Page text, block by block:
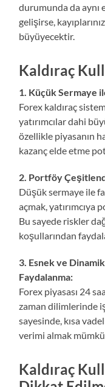
durumunda da aynı
gelişirse,
büyüyecektir.
Kaldıraç
1. Küçük Sermaye
Forex kaldıraç
yatırımcılar dahi
özellikle piyasanın
kazanç elde etme
2. Portföy
Düşük sermaye ile
açmak, yatırımcıya
Bu sayede riskler
koşullarından
3. Esnek ve
Faydalanma:
Forex piyasası 24
zaman dilimlerinde
sayesinde, kısa
verimi almak
Kaldıraç